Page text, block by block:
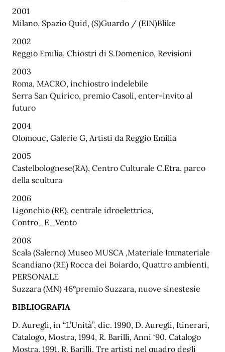
2001
Milano, Spazio Quid, (S)Guardo / (EIN)Blike
2002
Reggio Emilia, Chiostri di S.Domenico, Revisioni
2003
Roma, MACRO, inchiostro indelebile
Serra San Quirico, premio Casoli, enter-invito al
futuro
2004
Olomouc, Galerie G, Artisti da Reggio Emilia
2005
Castelbolognese(RA), Centro Culturale C.Etra, parco
della scultura
2006
Ligonchio (RE), centrale idroelettrica,
Contro_E_Vento
2008
Scala (Salerno) Museo MUSCA ,Materiale Immateriale
Scandiano (RE) Rocca dei Boiardo, Quattro ambienti,
PERSONALE
Suzzara (MN) 46°premio Suzzara, nuove sinestesie
BIBLIOGRAFIA
D. Auregli, in “L’Unità”, dic. 1990, D. Auregli, Itinerari,
Catalogo, Mostra, 1994, R. Barilli, Anni ‘90, Catalogo
Mostra, 1991, R. Barilli, Tre artisti nel quadro degli